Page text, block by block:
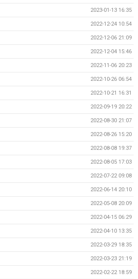
2023-01-13 16:35
2022-12-24 10:54
2022-12-06 21:09
2022-12-04 15:46
2022-11-06 20:23
2022-10-26 06:54
2022-10-21 16:31
2022-09-19 20:22
2022-08-30 21:07
2022-08-26 15:20
2022-08-08 19:37
2022-08-05 17:03
2022-07-22 09:08
2022-06-14 20:10
2022-05-08 20:09
2022-04-15 06:29
2022-04-10 13:35
2022-03-29 18:35
2022-03-23 21:19
2022-02-22 18:59